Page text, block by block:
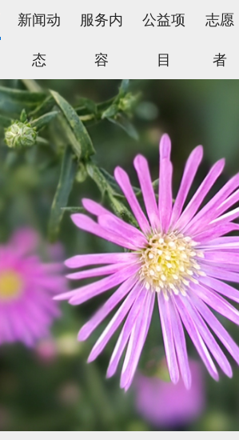
新闻动
态
服务内
容
公益项
目
志愿
者